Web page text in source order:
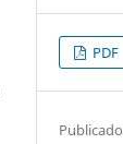
PDF
Publicado